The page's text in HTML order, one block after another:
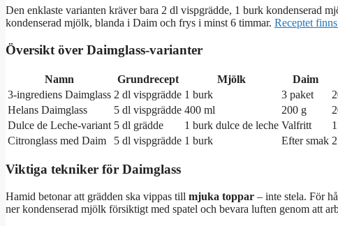
Den enklaste varianten kräver bara 2 dl vispgrädde, 1 burk kondenserad
kondenserad mjölk, blanda i Daim och frys i minst 6 timmar. Receptet
Översikt över Daimglass-varianter
Namn Grundrecept Mjölk Daim
3-ingrediens Daimglass 2 dl vispgrädde 1 burk 3 paket
Helans Daimglass
5 dl vispgrädde 400 ml 200 g
Dulce de Leche-variant 5 dl grädde 1 burk dulce de leche Valfritt
Citronglass med Daim
5 dl vispgrädde 1 burk Efter smak
Viktiga tekniker för Daimglass
Hamid betonar att grädden ska vippas till mjuka toppar – inte stela. För
ner kondenserad mjölk försiktigt med spatel och bevara luften genom att